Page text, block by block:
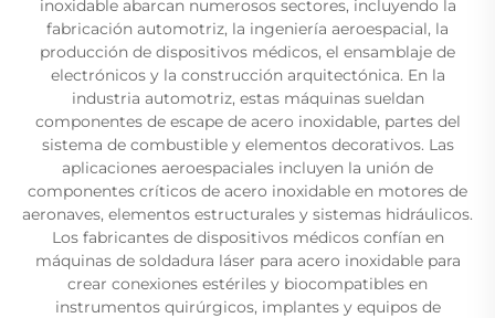
inoxidable abarcan numerosos sectores, incluyendo la
fabricación automotriz, la ingeniería aeroespacial, la
producción de dispositivos médicos, el ensamblaje de
electrónicos y la construcción arquitectónica. En la
industria automotriz, estas máquinas sueldan
componentes de escape de acero inoxidable, partes del
sistema de combustible y elementos decorativos. Las
aplicaciones aeroespaciales incluyen la unión de
componentes críticos de acero inoxidable en motores de
aeronaves, elementos estructurales y sistemas hidráulicos.
Los fabricantes de dispositivos médicos confían en
máquinas de soldadura láser para acero inoxidable para
crear conexiones estériles y biocompatibles en
instrumentos quirúrgicos, implantes y equipos de